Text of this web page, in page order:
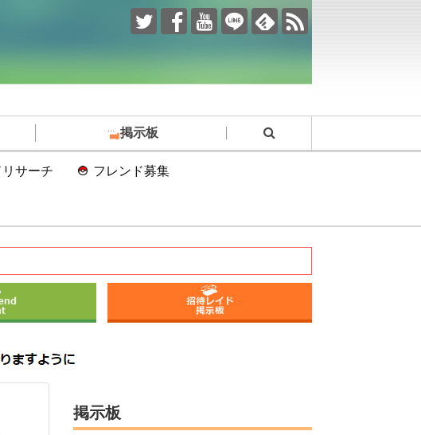
掲示板
サーチ フレンド募集
掲示板